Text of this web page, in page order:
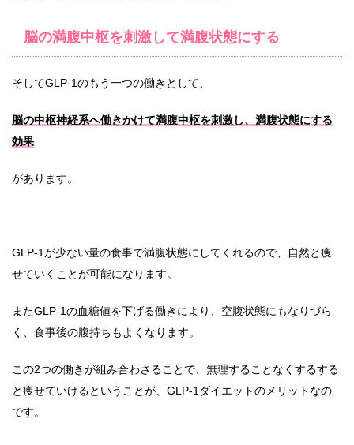
脳の満腹中枢を刺激して満腹状態にする
そしてGLP-1のもう一つの働きとして、
脳の中枢神経系へ働きかけて満腹中枢を刺激し、満腹状態にする
効果
があります。
GLP-1が少ない量の食事で満腹状態にしてくれるので、自然と痩
せていくことが可能になります。
またGLP-1の血糖値を下げる働きにより、空腹状態にもなりづら
く、食事後の腹持ちもよくなります。
この2つの働きが組み合わさることで、無理することなくするする
と痩せていけるということが、GLP-1ダイエットのメリットなの
です。